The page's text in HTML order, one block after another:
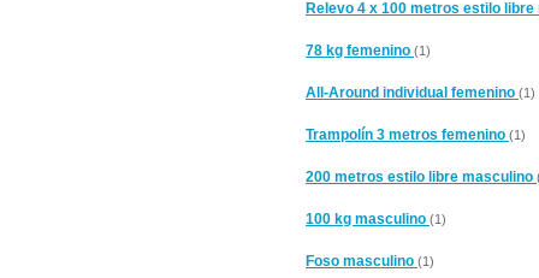
Relevo 4 x 100 metros estilo
78 kg femenino (1)
All-Around individual femenino (1)
Trampolín 3 metros femenino (1)
200 metros estilo libre masculino
100 kg masculino (1)
Foso masculino (1)